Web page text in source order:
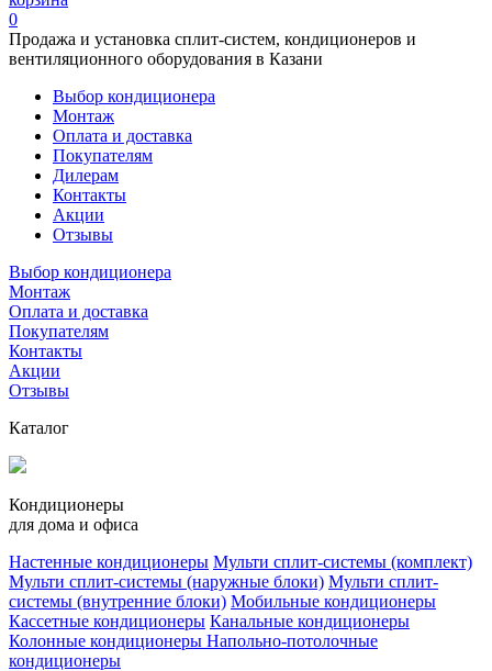
0
Продажа и установка сплит-систем, кондиционеров и
вентиляционного оборудования в Казани
Выбор кондиционера
Монтаж
Оплата и доставка
Покупателям
Дилерам
Контакты
Акции
Отзывы
Выбор кондиционера
Монтаж
Оплата и доставка
Покупателям
Контакты
Акции
Отзывы
Каталог
Кондиционеры
для дома и офиса
Настенные кондиционеры Мульти сплит-системы (комплект)
Мульти сплит-системы (наружные блоки) Мульти сплит-
системы (внутренние блоки) Мобильные кондиционеры
Кассетные кондиционеры Канальные кондиционеры
Колонные кондиционеры Напольно-потолочные
кондиционеры